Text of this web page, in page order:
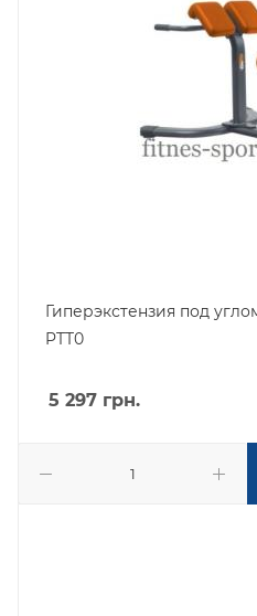
Гиперэкстензия под
PTT0
5 297 грн.